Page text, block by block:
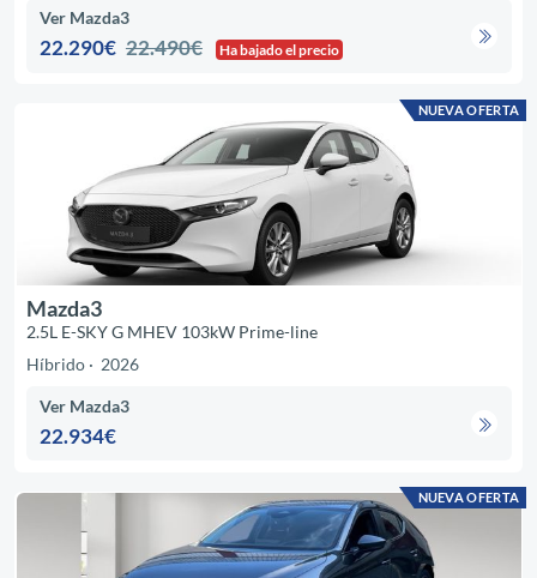
Ver Mazda3
22.290€ 22.490€ Ha bajado el precio
NUEVA OFERTA
Mazda3
2.5L E-SKY G MHEV 103kW Prime-line
Híbrido
2026
Ver Mazda3
22.934€
NUEVA OFERTA